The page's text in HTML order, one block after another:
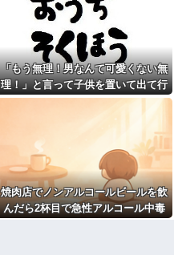
女「赤ちゃん抱っこしてみま
すか～？w」ワイ（やめろおおお
おおおおおおおおおおお）
血を見て失神した俺が「殺人
事件の被害者（遺体）」と勘違
いされ現場が大パニックに！勇
敢なおばちゃんとオジサン達の
団結力と勘違い劇がこちらｗｗ
LINEでミス送信する嫁…その後
旦那が取った行動がこれｗｗｗ
【画像】このボケて、破壊力
ありすぎてクッソワロタｗｗｗ
ｗｗｗｗｗｗ
コトメの結婚式で、知らない
間にお祝いの歌を弾き語りする
事になってた
「もう無理！男なんて可愛くない無
理！」と言って子供を置いて出て行
った息子嫁
焼肉店でノンアルコールビールを飲
んだら2杯目で急性アルコール中毒